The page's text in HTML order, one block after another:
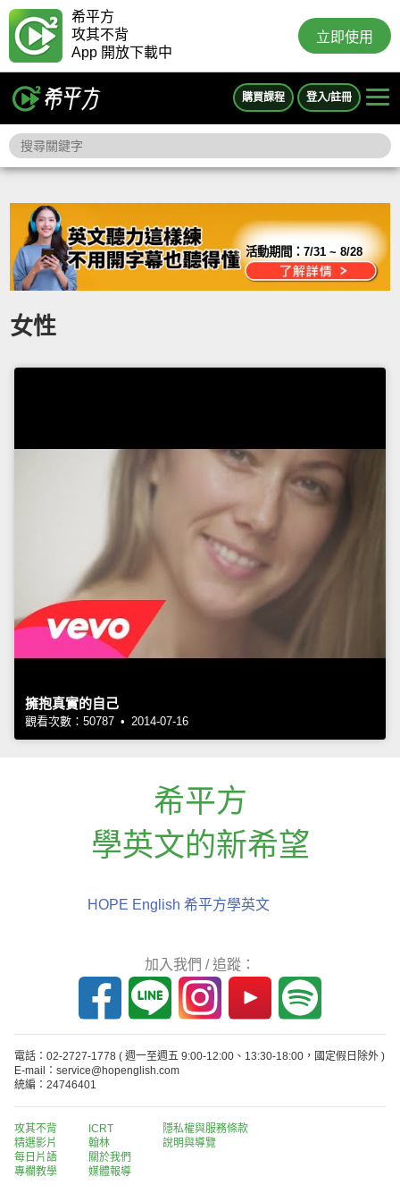
希平方
攻其不背
App 開放下載中
立即使用
購買課程 登入/註冊
活動期間：7/31 ~ 8/28
女性
擁抱真實的自己
觀看次數：50787 • 2014-07-16
希平方
學英文的新希望
HOPE English 希平方學英文
加入我們 / 追蹤：
電話：02-2727-1778 ( 週一至週五 9:00-12:00、13:30-18:00，國定假日除外 )
E-mail：service@hopenglish.com
統編：24746401
攻其不背
精選影片
每日片語
專欄教學
ICRT
翰林
關於我們
媒體報導
隱私權與服務條款
說明與導覽